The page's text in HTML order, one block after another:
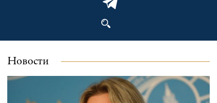
Новости